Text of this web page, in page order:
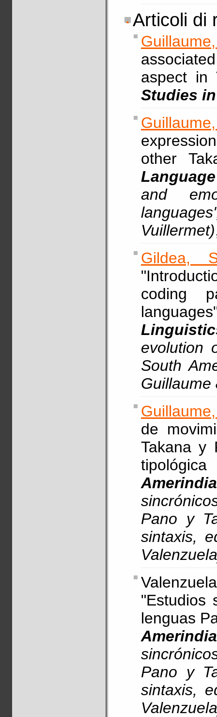
Articoli di
aspect in
Studies
other
Language
and
Vuillermet)
Gildea,
coding
evolution
South
Guillaume
de
Takana y
Amerindia
Pano y
sintaxis,
"Estudios
lenguas
Amerindia
Pano y
sintaxis,